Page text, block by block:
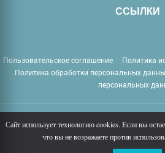
ССЫЛКИ
Пользовательское соглашение
Политика
Политика обработки персональных
персональных
PERSONO.ru© Copyright2026Все
Сайт использует технологию cookies. Если вы
что вы не возражаете против